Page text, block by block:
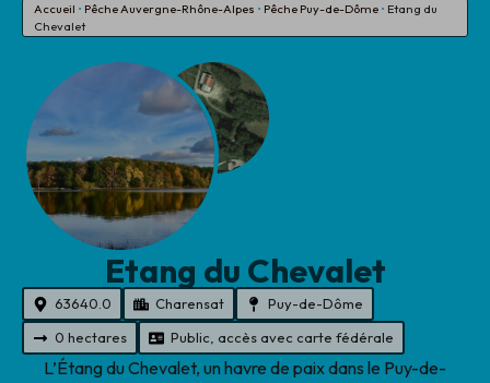
Accueil • Pêche Auvergne-Rhône-Alpes • Pêche Puy-de-Dôme • Etang du
Chevalet
Etang du Chevalet
63640.0 Charensat
Puy-de-Dôme
0 hectares
Public, accès avec carte fédérale
L’Étang du Chevalet, un havre de paix dans le Puy-de-